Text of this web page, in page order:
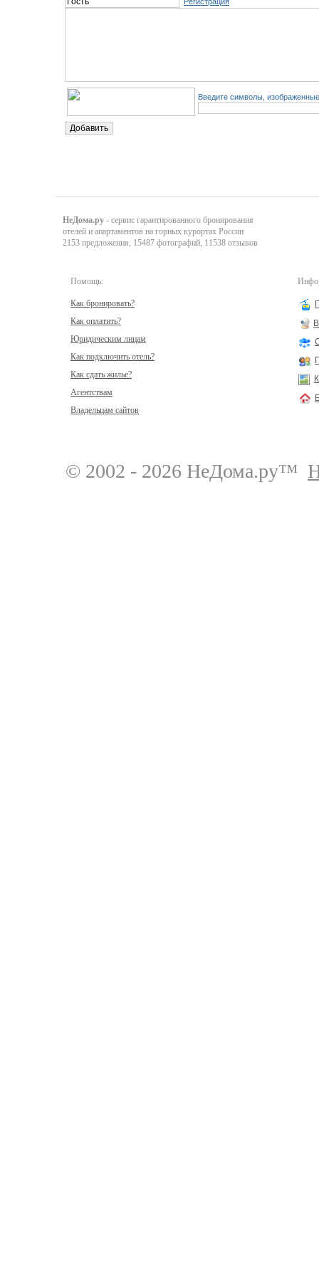
Введите символы,
НеДома.ру - сервис гарантированного бронирования
отелей и апартаментов на горных курортах России
2153 предложения, 15487 фотографий, 11538 отзывов
Помощь:
Как бронировать?
Как оплатить?
Юридическим лицам
Как подключить отель?
Как сдать жилье?
Агентствам
Владельцам сайтов
© 2002 - 2026 НеДома.ру™